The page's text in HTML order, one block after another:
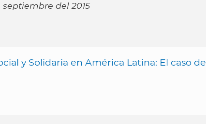
del 2015
y Solidaria en América Latina: El caso de